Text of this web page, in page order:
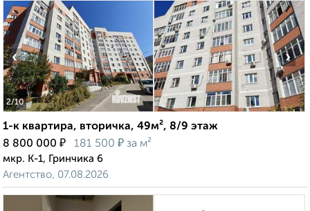
2/10
‹ ›
1-к квартира, вторичка, 49м², 8/9 этаж
8 800 000 ₽ 181 500 ₽ за м²
мкр. К-1, Гринчика 6
Агентство, 07.08.2026